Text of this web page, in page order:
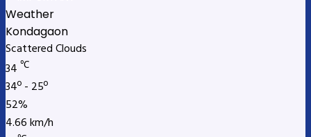
Weather
Kondagaon
Scattered Clouds
34 ℃
34º - 25º
52%
4.66 km/h